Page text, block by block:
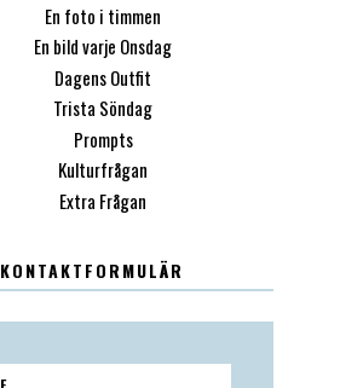
En foto i timmen
En bild varje Onsdag
Dagens Outfit
Trista Söndag
Prompts
Kulturfrågan
Extra Frågan
KONTAKTFORMULÄR